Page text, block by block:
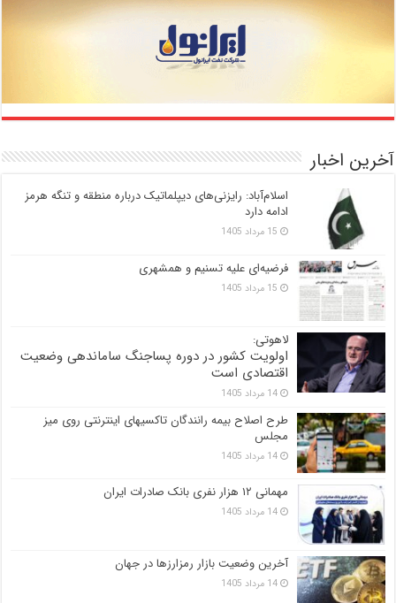
آخرین اخبار
اسلام‌آباد: رایزنی‌های دیپلماتیک درباره منطقه و تنگه هرمز
ادامه دارد
15 مرداد 1405
فرضیه‌ای علیه تسنیم و همشهری
15 مرداد 1405
لاهوتی:
اولویت کشور در دوره پساجنگ ساماندهی وضعیت
اقتصادی است
14 مرداد 1405
طرح اصلاح بیمه رانندگان تاکسیهای اینترنتی روی میز
مجلس
14 مرداد 1405
مهمانی ۱۲ هزار نفری بانک صادرات ایران
14 مرداد 1405
آخرین وضعیت بازار رمزارزها در جهان
14 مرداد 1405